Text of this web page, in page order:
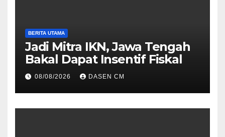
BERITA UTAMA
Jadi Mitra IKN, Jawa Tengah
Bakal Dapat Insentif Fiskal
08/08/2026 DASEN CM